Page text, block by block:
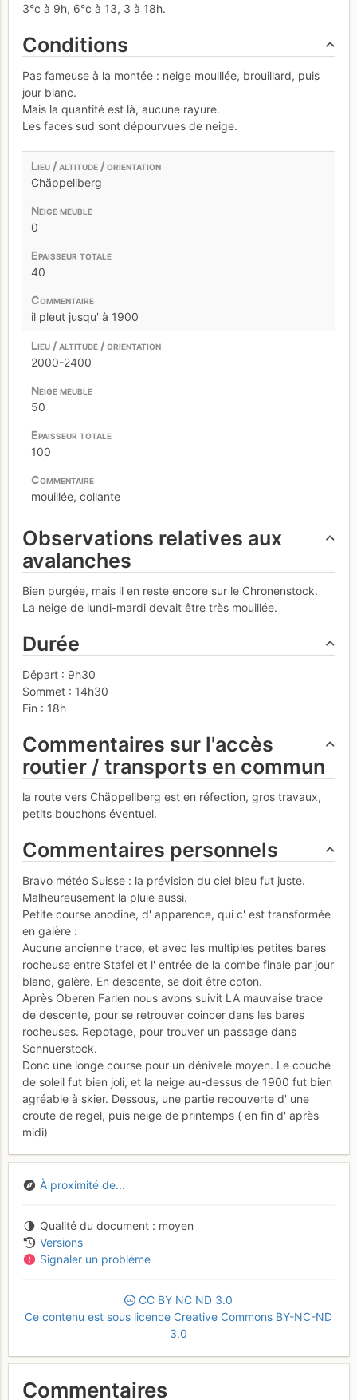
3°c à 9h, 6°c à 13, 3 à 18h.
Conditions
Pas fameuse à la montée : neige mouillée, brouillard, puis
jour blanc.
Mais la quantité est là, aucune rayure.
Les faces sud sont dépourvues de neige.
Chäppeliberg
0
40
il pleut jusqu' à 1900
2000-2400
50
100
mouillée, collante
Observations relatives aux
avalanches
Bien purgée, mais il en reste encore sur le Chronenstock.
La neige de lundi-mardi devait être très mouillée.
Durée
Départ : 9h30
Sommet : 14h30
Fin : 18h
Commentaires sur l'accès
routier / transports en commun
la route vers Chäppeliberg est en réfection, gros travaux,
petits bouchons éventuel.
Commentaires personnels
Bravo météo Suisse : la prévision du ciel bleu fut juste.
Malheureusement la pluie aussi.
Petite course anodine, d' apparence, qui c' est transformée
en galère :
Aucune ancienne trace, et avec les multiples petites bares
rocheuse entre Stafel et l' entrée de la combe finale par jour
blanc, galère. En descente, se doit être coton.
Après Oberen Farlen nous avons suivit LA mauvaise trace
de descente, pour se retrouver coincer dans les bares
rocheuses. Repotage, pour trouver un passage dans
Schnuerstock.
Donc une longe course pour un dénivelé moyen. Le couché
de soleil fut bien joli, et la neige au-dessus de 1900 fut bien
agréable à skier. Dessous, une partie recouverte d' une
croute de regel, puis neige de printemps ( en fin d' après
midi)
À proximité de...
Qualité du document
moyen
Versions
Signaler un problème
CC BY NC ND 3.0
Ce contenu est sous licence Creative Commons BY-NC-ND
3.0
Commentaires